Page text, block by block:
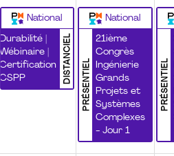
National
DISTANCIEL
Durabilité |
Wébinaire |
Certification
CSPP
National
PRÉSENTIEL
21ième
Congrès
Ingénierie
Grands
Projets et
Systèmes
Complexes
- Jour 1
PRÉSENTIEL